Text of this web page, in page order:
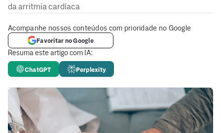
da arritmia cardíaca
Resuma este artigo com IA:
ChatGPT Perplexity
Acompanhe nossos conteúdos com prioridade no Google
Favoritar no Google